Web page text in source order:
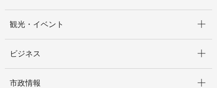
観光・イベント
ビジネス
市政情報